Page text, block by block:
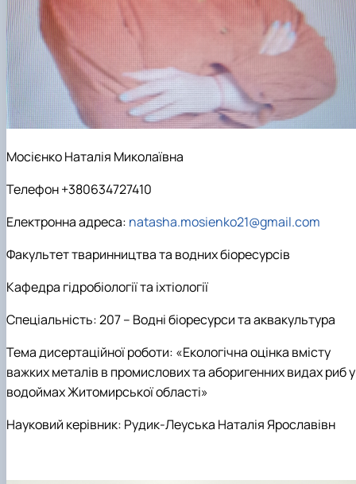
Мосієнко Наталія Миколаївна
Телефон +380634727410
Електронна адреса: natasha.mosienko21@gmail.com
Факультет тваринництва та водних біоресурсів
Кафедра гідробіології та іхтіології
Спеціальність:207 – Водні біоресурси та аквакультура
Тема дисертаційної роботи: «Екологічна оцінка вмісту
важких металів в промислових та аборигенних видах риб у
водоймах Житомирської області»
Науковий керівник: Рудик-Леуська Наталія Ярославівн